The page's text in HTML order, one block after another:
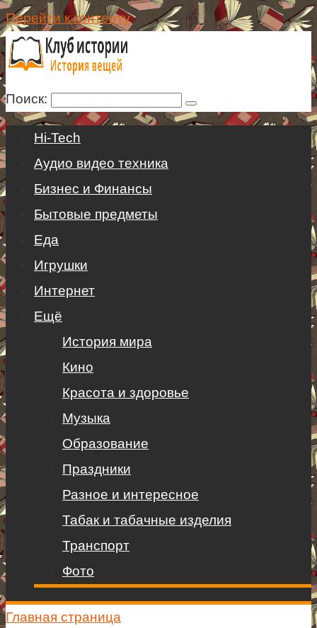
Перейти к контенту
Поиск:
Hi-Tech
Аудио видео техника
Бизнес и Финансы
Бытовые предметы
Еда
Игрушки
Интернет
Ещё
История мира
Кино
Красота и здоровье
Музыка
Образование
Праздники
Разное и интересное
Табак и табачные изделия
Транспорт
Фото
Главная страница